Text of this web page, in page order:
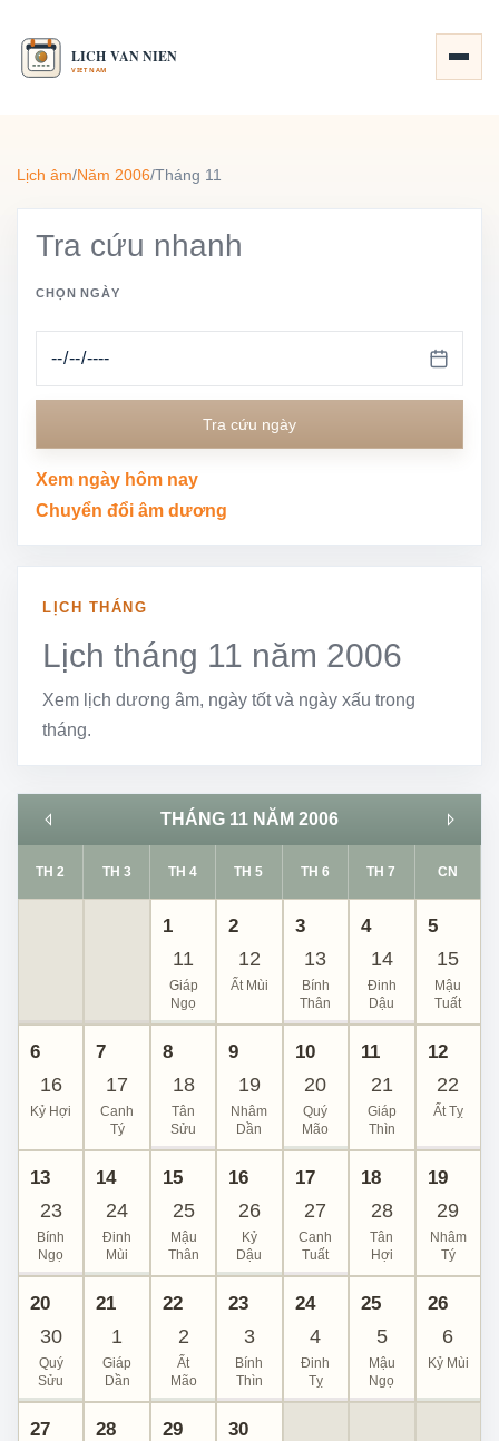
Lịch âm/Năm 2006/Tháng 11
Tra cứu nhanh
CHỌN NGÀY
Tra cứu ngày
Xem ngày hôm nay
Chuyển đổi âm dương
LỊCH THÁNG
Lịch tháng 11 năm 2006
Xem lịch dương âm, ngày tốt và ngày xấu trong
tháng.
THÁNG 11 NĂM 2006
TH 2 TH 3 TH 4 TH 5 TH 6 TH 7 CN
1
11
Giáp
Ngọ
2
12
Ất Mùi
3
13
Bính
Thân
4
14
Đinh
Dậu
5
15
Mậu
Tuất
6
16
Kỷ Hợi
7
17
Canh
Tý
8
18
Tân
Sửu
9
19
Nhâm
Dần
10
20
Quý
Mão
11
21
Giáp
Thìn
12
22
Ất Tỵ
13
23
Bính
Ngọ
14
24
Đinh
Mùi
15
25
Mậu
Thân
16
26
Kỷ
Dậu
17
27
Canh
Tuất
18
28
Tân
Hợi
19
29
Nhâm
Tý
20
30
Quý
Sửu
21
1
Giáp
Dần
22
2
Ất
Mão
23
3
Bính
Thìn
24
4
Đinh
Tỵ
25
5
Mậu
Ngọ
26
6
Kỷ Mùi
27 28 29 30